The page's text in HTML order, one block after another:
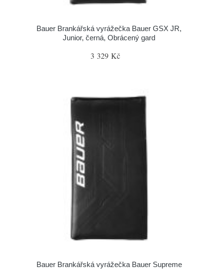
Bauer Brankářská vyrážečka Bauer GSX JR,
Junior, černá, Obrácený gard
3 329 Kč
Bauer Brankářská vyrážečka Bauer Supreme